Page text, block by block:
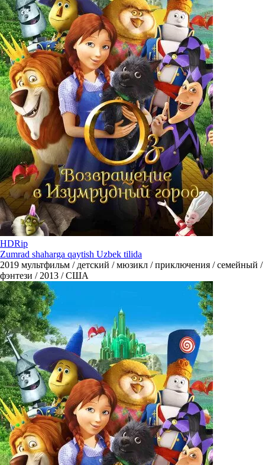
HDRip
Zumrad shaharga qaytish Uzbek tilida
2019 мультфильм / детский / мюзикл / приключения / семейный /
фэнтези / 2013 / США